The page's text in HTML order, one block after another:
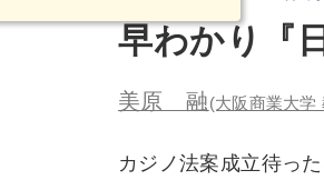
早わかり『
美原 融(大阪商業大学
カジノ法案成立待っ